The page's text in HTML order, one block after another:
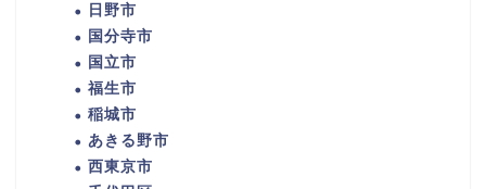
日野市
国分寺市
国立市
福生市
稲城市
あきる野市
西東京市